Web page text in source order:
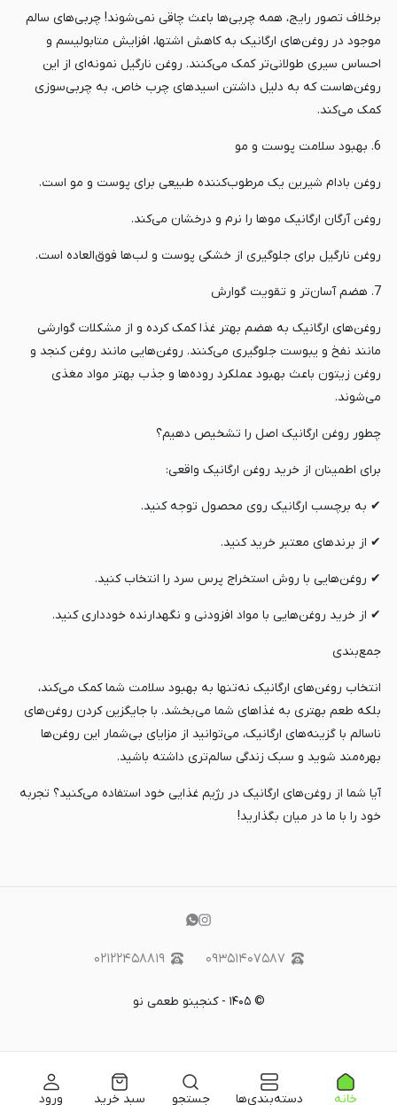
خانه دسته‌بندی‌ها جستجو سبد خرید ورود
برخلاف تصور رایج، همه چربی‌ها باعث چاقی نمی‌شوند! چربی‌های سالم
موجود در روغن‌های ارگانیک به کاهش اشتها، افزایش متابولیسم و
احساس سیری طولانی‌تر کمک می‌کنند. روغن نارگیل نمونه‌ای از این
روغن‌هاست که به دلیل داشتن اسیدهای چرب خاص، به چربی‌سوزی
کمک می‌کند.
6. بهبود سلامت پوست و مو
روغن بادام شیرین یک مرطوب‌کننده طبیعی برای پوست و مو است.
روغن آرگان ارگانیک موها را نرم و درخشان می‌کند.
روغن نارگیل برای جلوگیری از خشکی پوست و لب‌ها فوق‌العاده است.
7. هضم آسان‌تر و تقویت گوارش
روغن‌های ارگانیک به هضم بهتر غذا کمک کرده و از مشکلات گوارشی
مانند نفخ و یبوست جلوگیری می‌کنند. روغن‌هایی مانند روغن کنجد و
روغن زیتون باعث بهبود عملکرد روده‌ها و جذب بهتر مواد مغذی
می‌شوند.
چطور روغن ارگانیک اصل را تشخیص دهیم؟
برای اطمینان از خرید روغن ارگانیک واقعی:
✔ به برچسب ارگانیک روی محصول توجه کنید.
✔ از برندهای معتبر خرید کنید.
✔ روغن‌هایی با روش استخراج پرس سرد را انتخاب کنید.
✔ از خرید روغن‌هایی با مواد افزودنی و نگهدارنده خودداری کنید.
جمع‌بندی
انتخاب روغن‌های ارگانیک نه‌تنها به بهبود سلامت شما کمک می‌کند،
بلکه طعم بهتری به غذاهای شما می‌بخشد. با جایگزین کردن روغن‌های
ناسالم با گزینه‌های ارگانیک، می‌توانید از مزایای بی‌شمار این روغن‌ها
بهره‌مند شوید و سبک زندگی سالم‌تری داشته باشید.
آیا شما از روغن‌های ارگانیک در رژیم غذایی خود استفاده می‌کنید؟ تجربه
خود را با ما در میان بگذارید!
۰۹۳۵۱۴۰۷۵۸۷ ۰۲۱۲۲۴۵۸۸۱۹
©۱۴۰۵ - کنجینو طعمی نو